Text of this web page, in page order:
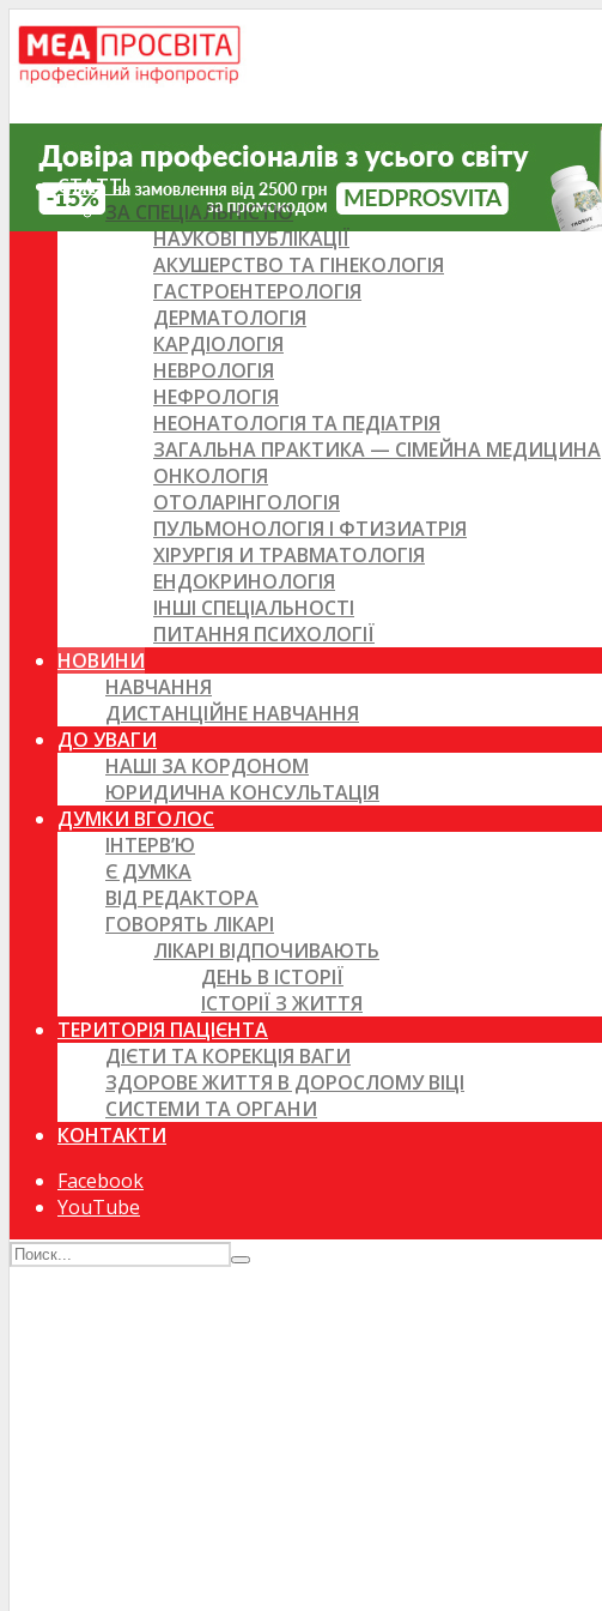
СТАТТІ
ЗА СПЕЦІАЛЬНІСТЮ
НАУКОВІ ПУБЛІКАЦІЇ
АКУШЕРСТВО ТА ГІНЕКОЛОГІЯ
ГАСТРОЕНТЕРОЛОГІЯ
ДЕРМАТОЛОГІЯ
КАРДІОЛОГІЯ
НЕВРОЛОГІЯ
НЕФРОЛОГІЯ
НЕОНАТОЛОГІЯ ТА ПЕДІАТРІЯ
ЗАГАЛЬНА ПРАКТИКА — СІМЕЙНА МЕДИЦИНА
ОНКОЛОГІЯ
ОТОЛАРІНГОЛОГІЯ
ПУЛЬМОНОЛОГІЯ І ФТИЗИАТРІЯ
ХІРУРГІЯ И ТРАВМАТОЛОГІЯ
ЕНДОКРИНОЛОГІЯ
ІНШІ СПЕЦІАЛЬНОСТІ
ПИТАННЯ ПСИХОЛОГІЇ
НОВИНИ
НАВЧАННЯ
ДИСТАНЦІЙНЕ НАВЧАННЯ
ДО УВАГИ
НАШІ ЗА КОРДОНОМ
ЮРИДИЧНА КОНСУЛЬТАЦІЯ
ДУМКИ ВГОЛОС
ІНТЕРВ’Ю
Є ДУМКА
ВІД РЕДАКТОРА
ГОВОРЯТЬ ЛІКАРІ
ЛІКАРІ ВІДПОЧИВАЮТЬ
ДЕНЬ В ІСТОРІЇ
ІСТОРІЇ З ЖИТТЯ
ТЕРИТОРІЯ ПАЦІЄНТА
ДІЄТИ ТА КОРЕКЦІЯ ВАГИ
ЗДОРОВЕ ЖИТТЯ В ДОРОСЛОМУ ВІЦІ
СИСТЕМИ ТА ОРГАНИ
КОНТАКТИ
Facebook
YouTube